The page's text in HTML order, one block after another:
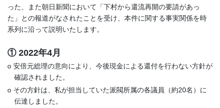
った、また朝日新聞において「下村から還流再開の要請があっ
た」との報道がなされたことを受け、本件に関する事実関係を時
系列に沿って説明いたします。
① 2022年4月
o 安倍元総理の意向により、今後現金による還付を行わない方針が
確認されました。
o その方針は、私が担当していた派閥所属の各議員（約20名）に
伝達しました。